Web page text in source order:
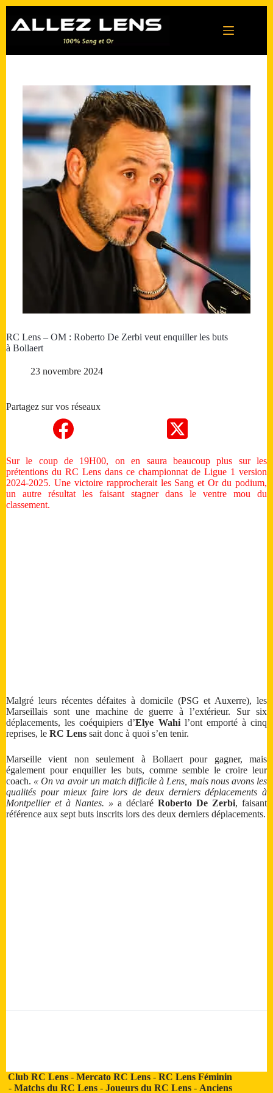
contenu
RC Lens – OM : Roberto De Zerbi veut enquiller les buts
à Bollaert
23 novembre 2024
Partagez sur vos réseaux
Sur le coup de 19H00, on en saura beaucoup plus sur les
prétentions du RC Lens dans ce championnat de Ligue 1 version
2024-2025. Une victoire rapprocherait les Sang et Or du podium,
un autre résultat les faisant stagner dans le ventre mou du
classement.
Malgré leurs récentes défaites à domicile (PSG et Auxerre), les
Marseillais sont une machine de guerre à l’extérieur. Sur six
déplacements, les coéquipiers d’Elye Wahil’ont emporté à cinq
reprises, le RC Lens sait donc à quoi s’en tenir.
Marseille vient non seulement à Bollaert pour gagner, mais
également pour enquiller les buts, comme semble le croire leur
coach. « On va avoir un match difficile à Lens, mais nous avons les
qualités pour mieux faire lors de deux derniers déplacements à
Montpellier et à Nantes. » a déclaré Roberto De Zerbi, faisant
référence aux sept buts inscrits lors des deux derniers déplacements.
Club RC Lens -Mercato RC Lens -RC Lens Féminin
- Matchs du RC Lens- Joueurs du RC Lens- Anciens